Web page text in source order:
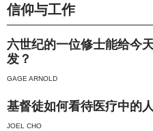
信仰与工作
六世纪的一位修士能给今
发？
GAGE ARNOLD
基督徒如何看待医疗中的
JOEL CHO